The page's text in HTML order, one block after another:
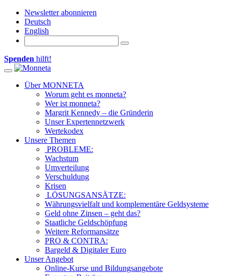
Newsletter abonnieren
Deutsch
English
Spenden hilft!
Toggle navigation
Über MONNETA
Worum geht es monneta?
Wer ist monneta?
Margrit Kennedy – die Gründerin
Unser Expertennetzwerk
Wertekodex
Unsere Themen
PROBLEME:
Wachstum
Umverteilung
Verschuldung
Krisen
LÖSUNGSANSÄTZE:
Währungsvielfalt und komplementäre Geldsysteme
Geld ohne Zinsen – geht das?
Staatliche Geldschöpfung
Weitere Reformansätze
PRO & CONTRA:
Bargeld & Digitaler Euro
Unser Angebot
Online-Kurse und Bildungsangebote